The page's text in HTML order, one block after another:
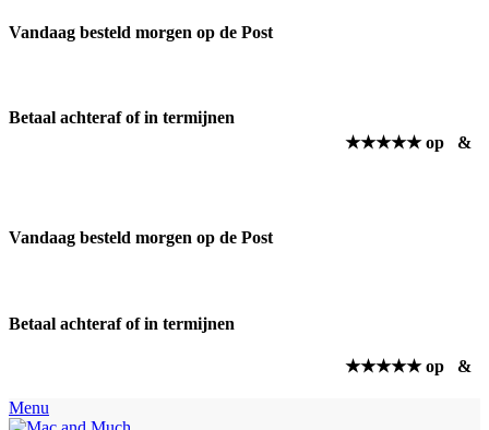
Vandaag besteld morgen op de Post
Betaal achteraf of in termijnen
★★★★★ op
&
Vandaag besteld morgen op de Post
Betaal achteraf of in termijnen
★★★★★ op &
Menu